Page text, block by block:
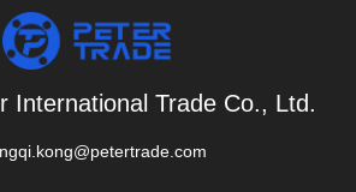
International Trade Co., Ltd.